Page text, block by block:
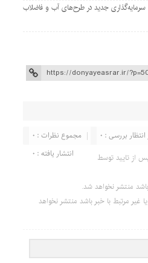
ریالی سرمایه‌گذاری جدید در طرح‌های آب و فاضلاب
مجموع نظرات : 0
بررسی : 0
انتشار یافته : 0
از تایید توسط
منتشر نخواهد شد.
غیر مرتبط با خبر باشد منتشر نخواهد